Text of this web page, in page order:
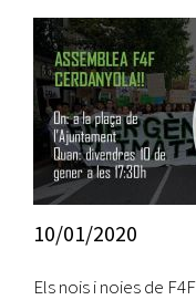
10/01/2020
Els nois i noies de